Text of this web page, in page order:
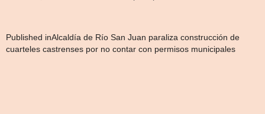
Navegación
Published inAlcaldía de Río San Juan paraliza construcción de
cuarteles castrenses por no contar con permisos municipales